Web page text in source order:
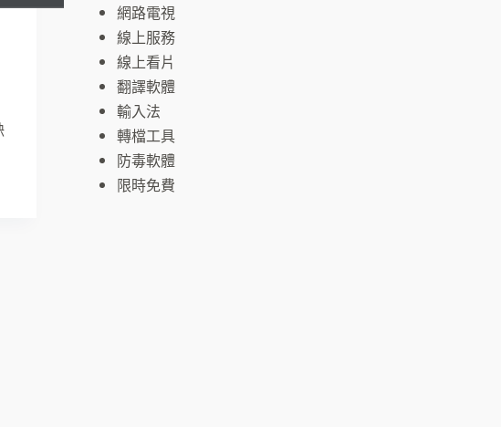
網路電視
線上服務
線上看片
翻譯軟體
輸入法
轉檔工具
防毒軟體
限時免費